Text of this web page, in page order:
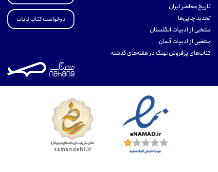
تاریخ معاصر ایران
تجدید چاپی‌ها
منتخبی از ادبیات انگلستان
منتخبی از ادبیات آلمان
کتاب‌های پرفروش نهنگ در هفته‌های گذشته
درخواست کتاب نایاب